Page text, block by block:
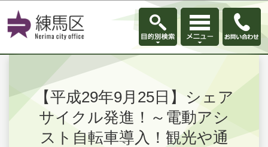
このページの本文へ移動
【平成29年9月25日】シェア
サイクル発進！～電動アシ
スト自転車導入！観光や通